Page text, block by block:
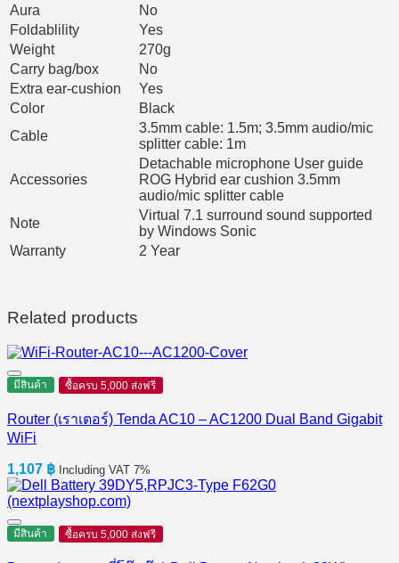
Aura
No
Foldablility
Yes
Weight
270g
Carry bag/box
No
Extra ear-cushion
Yes
Color
Black
Cable
3.5mm cable: 1.5m; 3.5mm audio/mic
splitter cable: 1m
Accessories
Detachable microphone User guide
ROG Hybrid ear cushion 3.5mm
audio/mic splitter cable
Note
Virtual 7.1 surround sound supported
by Windows Sonic
Warranty
2 Year
Related products
มีสินค้า ซื้อครบ 5,000 ส่งฟรี
Router (เราเตอร์) Tenda AC10 – AC1200 Dual Band Gigabit
WiFi
1,107 ฿ Including VAT 7%
มีสินค้า ซื้อครบ 5,000 ส่งฟรี